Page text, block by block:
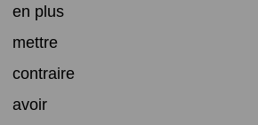
en plus
mettre
contraire
avoir